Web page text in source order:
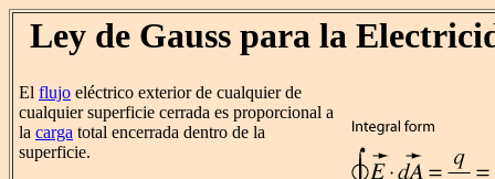
Ley de Gauss para la
El flujo eléctrico exterior de cualquier de
cualquier superficie cerrada es proporcional a
la carga total encerrada dentro de la
superficie.